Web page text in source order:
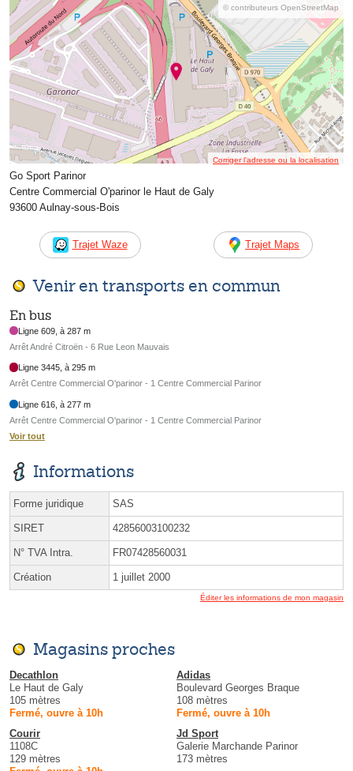
© contributeurs OpenStreetMap
Corriger l’adresse ou la localisation
Go Sport Parinor
Centre Commercial O'parinor le Haut de Galy
93600 Aulnay-sous-Bois
Trajet Waze Trajet Maps
Venir en transports en commun
En bus
Ligne 609, à 287 m
Arrêt André Citroën - 6 Rue Leon Mauvais
Ligne 3445, à 295 m
Arrêt Centre Commercial O'parinor - 1 Centre Commercial Parinor
Ligne 616, à 277 m
Arrêt Centre Commercial O'parinor - 1 Centre Commercial Parinor
Voir tout
Informations
Forme juridique SAS
SIRET 42856003100232
N° TVA Intra. FR07428560031
Création 1 juillet 2000
Éditer les informations de mon magasin
Magasins proches
Decathlon
Le Haut de Galy
105 mètres
Fermé, ouvre à 10h
Adidas
Boulevard Georges Braque
108 mètres
Fermé, ouvre à 10h
Courir
1108C
129 mètres
Jd Sport
Galerie Marchande Parinor
173 mètres